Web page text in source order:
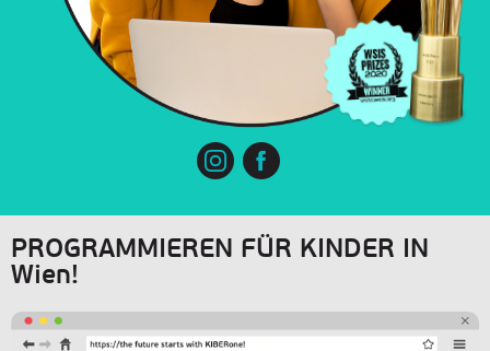
PROGRAMMIEREN FÜR KINDER IN
Wien!